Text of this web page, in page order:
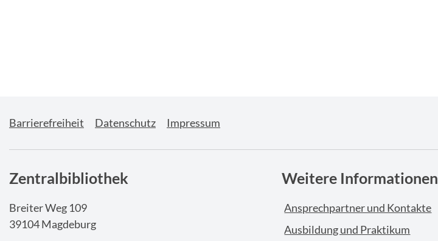
Barrierefreiheit Datenschutz Impressum
Zentralbibliothek
Breiter Weg 109
39104 Magdeburg
Weitere Informationen
Ansprechpartner und Kontakte
Ausbildung und Praktikum